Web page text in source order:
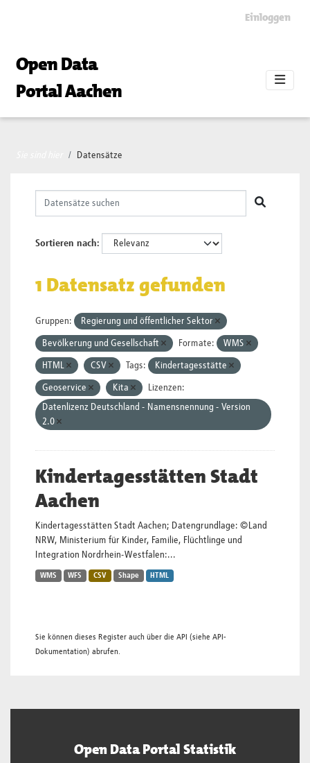
Einloggen
Open Data
Portal Aachen
Datensätze
Sortieren nach
1 Datensatz gefunden
Gruppen: Regierung und öffentlicher Sektor
Bevölkerung und Gesellschaft Formate: WMS
HTML CSV Tags: Kindertagesstätte
Geoservice Kita
Lizenzen:
Datenlizenz Deutschland - Namensnennung - Version
2.0
Kindertagesstätten Stadt
Aachen
Kindertagesstätten Stadt Aachen; Datengrundlage: ©Land
NRW, Ministerium für Kinder, Familie, Flüchtlinge und
Integration Nordrhein-Westfalen:...
WMS WFS CSV Shape HTML
Sie können dieses Register auch über die API (siehe API-
Dokumentation) abrufen.
Open Data Portal Statistik